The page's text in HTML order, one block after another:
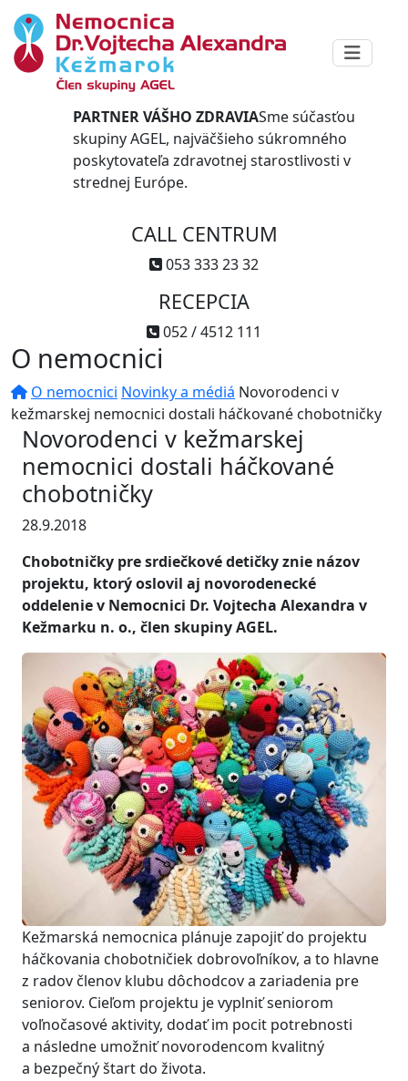
PARTNER VÁŠHO ZDRAVIASme súčasťou
skupiny AGEL, najväčšieho súkromného
poskytovateľa zdravotnej starostlivosti v
strednej Európe.
CALL CENTRUM
053 333 23 32
RECEPCIA
052 / 4512 111
O nemocnici
O nemocnici Novinky a médiá Novorodenci v
kežmarskej nemocnici dostali háčkované chobotničky
Novorodenci v kežmarskej
nemocnici dostali háčkované
chobotničky
28.9.2018
Chobotničky pre srdiečkové detičky znie názov
projektu, ktorý oslovil aj novorodenecké
oddelenie v Nemocnici Dr. Vojtecha Alexandra v
Kežmarku n. o., člen skupiny AGEL.
Kežmarská nemocnica plánuje zapojiť do projektu
háčkovania chobotničiek dobrovoľníkov, a to hlavne
z radov členov klubu dôchodcov a zariadenia pre
seniorov. Cieľom projektu je vyplniť seniorom
voľnočasové aktivity, dodať im pocit potrebnosti
a následne umožniť novorodencom kvalitný
a bezpečný štart do života.